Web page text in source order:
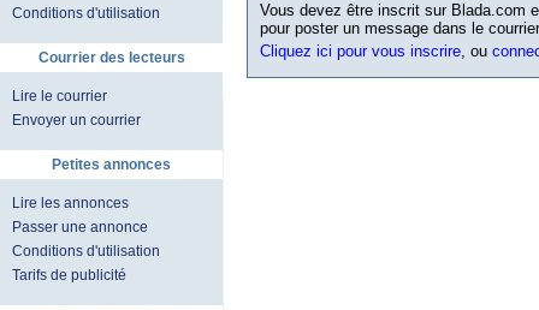
Conditions d'utilisation
Courrier des lecteurs
Lire le courrier
Envoyer un courrier
Petites annonces
Lire les annonces
Passer une annonce
Conditions d'utilisation
Tarifs de publicité
Vous devez être inscrit sur Blada.com
pour poster un message dans le
Cliquez ici pour vous inscrire, ou